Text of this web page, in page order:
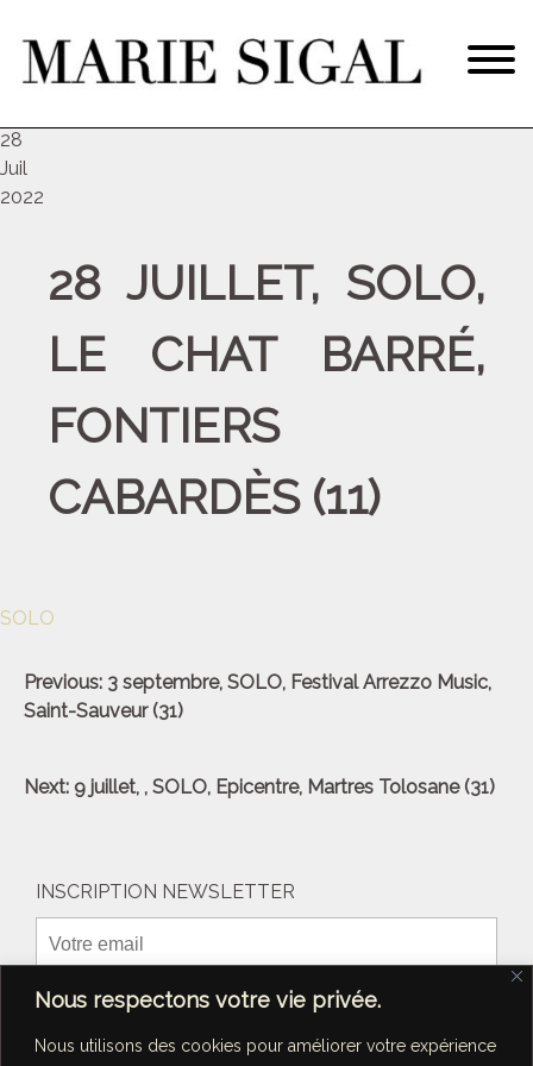
Nous respectons votre vie privée.
Nous utilisons des cookies pour améliorer votre expérience
28
Juil
2022
28 JUILLET, SOLO,
LE CHAT BARRÉ,
FONTIERS
CABARDÈS (11)
SOLO
Navigation
de
Previous: 3 septembre, SOLO, Festival Arrezzo Music,
Saint-Sauveur (31)
Next: 9 juillet, , SOLO, Epicentre, Martres Tolosane (31)
INSCRIPTION NEWSLETTER